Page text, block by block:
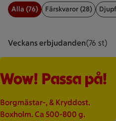
Filter för
Alla (76) Färskvaror (28)
Veckans erbjudandenVisar 76
(76 st)
Bildspel med 5 bilder.
Wow! Passa på!
Borgmästar-, & Kryddost.
Boxholm. Ca 500-800 g.